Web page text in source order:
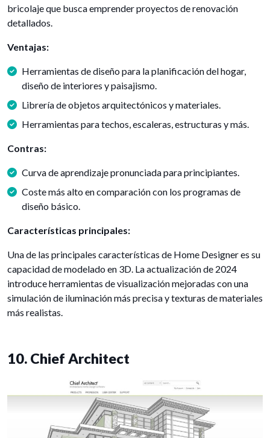
bricolaje que busca emprender proyectos de renovación
detallados.
Ventajas:
Herramientas de diseño para la planificación del hogar,
diseño de interiores y paisajismo.
Librería de objetos arquitectónicos y materiales.
Herramientas para techos, escaleras, estructuras y más.
Contras:
Curva de aprendizaje pronunciada para principiantes.
Coste más alto en comparación con los programas de
diseño básico.
Características principales:
Una de las principales características de Home Designer es su
capacidad de modelado en 3D. La actualización de 2024
introduce herramientas de visualización mejoradas con una
simulación de iluminación más precisa y texturas de materiales
más realistas.
10. Chief Architect